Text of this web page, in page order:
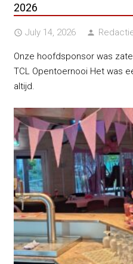
2026
access_time July 14, 2026 person
Onze hoofdsponsor was
TCL Opentoernooi Het was
altijd.